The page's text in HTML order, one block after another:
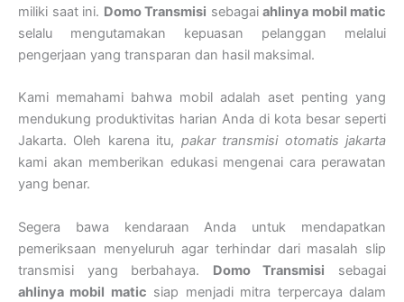
miliki saat ini. Domo Transmisi sebagai ahlinya mobil matic
selalu mengutamakan kepuasan pelanggan melalui
pengerjaan yang transparan dan hasil maksimal.
Kami memahami bahwa mobil adalah aset penting yang
mendukung produktivitas harian Anda di kota besar seperti
Jakarta. Oleh karena itu, pakar transmisi otomatis jakarta
kami akan memberikan edukasi mengenai cara perawatan
yang benar.
Segera bawa kendaraan Anda untuk mendapatkan
pemeriksaan menyeluruh agar terhindar dari masalah slip
transmisi yang berbahaya. Domo Transmisi sebagai
ahlinya mobil matic siap menjadi mitra terpercaya dalam